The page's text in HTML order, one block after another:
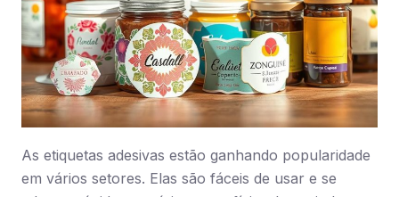
As etiquetas adesivas estão ganhando popularidade
em vários setores. Elas são fáceis de usar e se